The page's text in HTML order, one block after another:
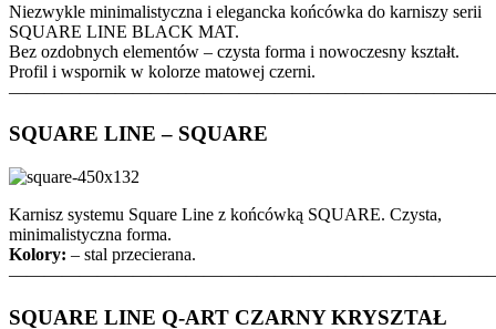
Niezwykle minimalistyczna i elegancka końcówka do karniszy serii
SQUARE LINE BLACK MAT.
Bez ozdobnych elementów – czysta forma i nowoczesny kształt.
Profil i wspornik w kolorze matowej czerni.
SQUARE LINE – SQUARE
Karnisz systemu Square Line z końcówką SQUARE. Czysta,
minimalistyczna forma.
Kolory: – stal przecierana.
SQUARE LINE Q-ART CZARNY KRYSZTAŁ